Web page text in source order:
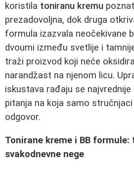
koristila toniranu kremu
prezadovoljna, dok druga
formula izazvala neočekivane
dvoumi između svetlije i
traži proizvod koji neće
narandžast na njenom licu.
iskustava rađaju se najvrednije
pitanja na koja samo
odgovor.
Tonirane kreme i BB formule:
svakodnevne nege